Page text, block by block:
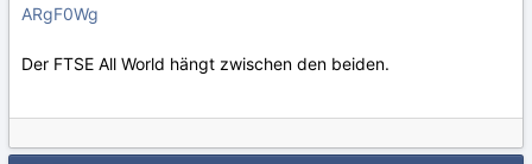
ARgF0Wg
Der FTSE All World hängt zwischen den beiden.